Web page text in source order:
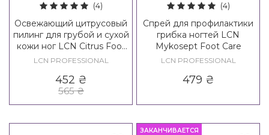
(4)
Освежающий цитрусовый
пилинг для грубой и сухой
кожи ног LCN Citrus Foot
Peeling
LCN PROFESSIONAL
452 ₴
565₴
(4)
Спрей для профилактики
грибка ногтей LCN
Mykosept Foot Care
LCN PROFESSIONAL
479 ₴
ЗАКАНЧИВАЕТСЯ